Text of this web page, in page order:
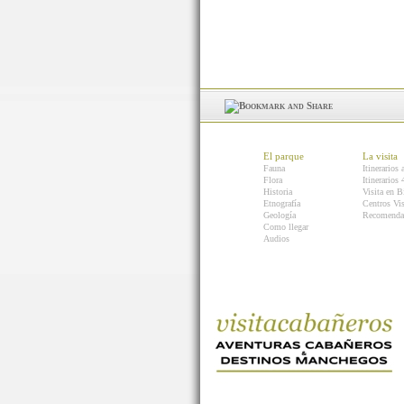
El parque
Fauna
Flora
Historia
Etnografía
Geología
Como llegar
Audios
La visita
Itinerarios
Itinerarios
Visita en
Centros